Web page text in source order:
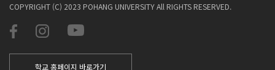
COPYRIGHT (C) 2023 POHANG UNIVERSITY All RIGHTS RESERVED.
학교 홈페이지 바로가기